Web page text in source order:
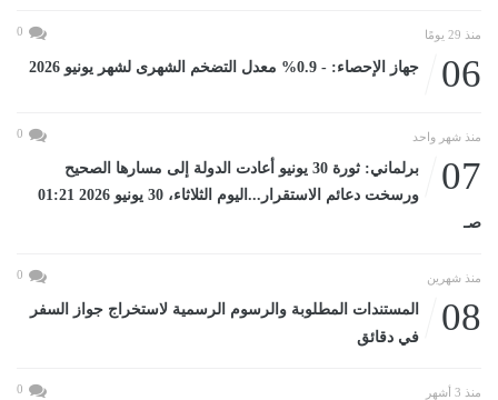
منذ 29 يومًا 0
06 جهاز الإحصاء: - 0.9% معدل التضخم الشهرى لشهر يونيو 2026
منذ شهر واحد 0
07
برلماني: ثورة 30 يونيو أعادت الدولة إلى مسارها الصحيح
ورسخت دعائم الاستقرار...اليوم الثلاثاء، 30 يونيو 2026 01:21
صـ
منذ شهرين 0
08
المستندات المطلوبة والرسوم الرسمية لاستخراج جواز السفر
في دقائق
منذ 3 أشهر 0